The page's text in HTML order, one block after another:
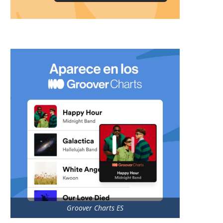
Groover Charts ES